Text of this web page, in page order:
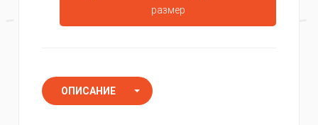
размер
ОПИСАНИЕ